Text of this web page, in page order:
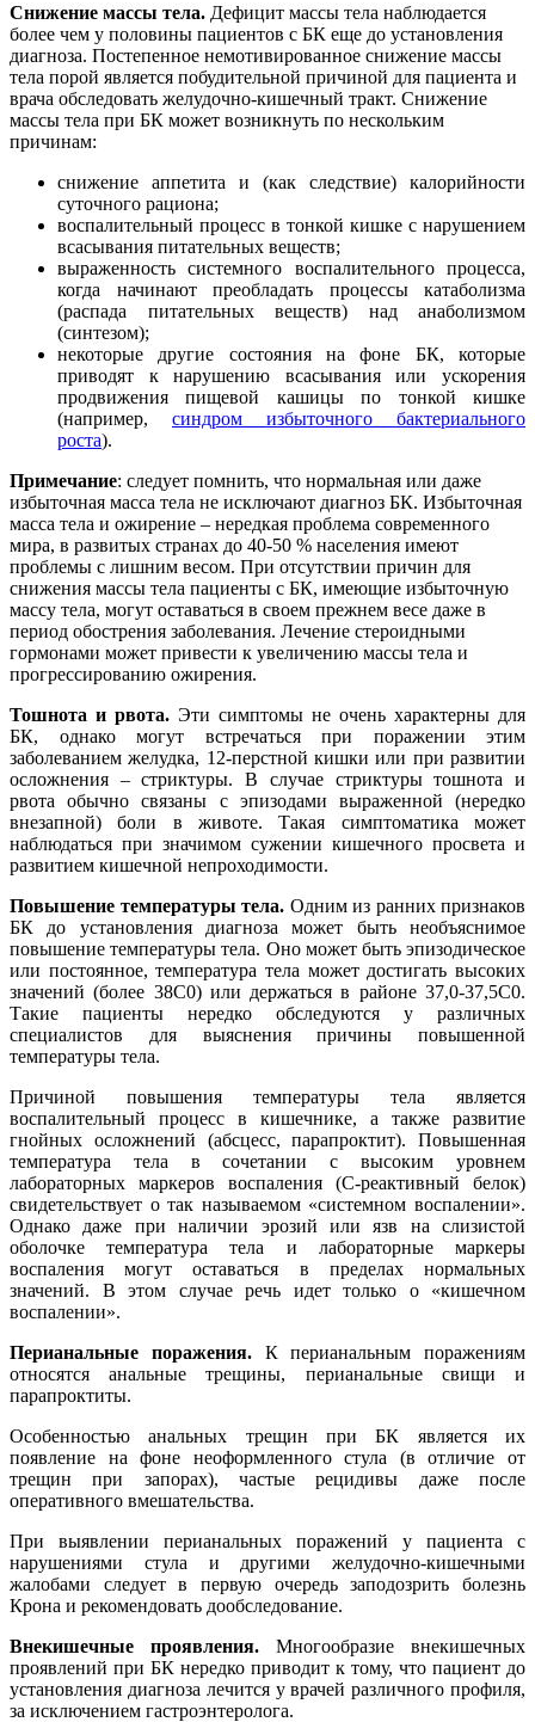
Снижение массы тела. Дефицит массы тела наблюдается
более чем у половины пациентов с БК еще до установления
диагноза. Постепенное немотивированное снижение массы
тела порой является побудительной причиной для пациента и
врача обследовать желудочно-кишечный тракт. Снижение
массы тела при БК может возникнуть по нескольким
причинам:
снижение аппетита и (как следствие) калорийности
суточного рациона;
воспалительный процесс в тонкой кишке с нарушением
всасывания питательных веществ;
выраженность системного воспалительного процесса,
когда начинают преобладать процессы катаболизма
(распада питательных веществ) над анаболизмом
(синтезом);
некоторые другие состояния на фоне БК, которые
приводят к нарушению всасывания или ускорения
продвижения пищевой кашицы по тонкой кишке
(например, синдром избыточного бактериального
роста).
Примечание: следует помнить, что нормальная или даже
избыточная масса тела не исключают диагноз БК. Избыточная
масса тела и ожирение – нередкая проблема современного
мира, в развитых странах до 40-50 % населения имеют
проблемы с лишним весом. При отсутствии причин для
снижения массы тела пациенты с БК, имеющие избыточную
массу тела, могут оставаться в своем прежнем весе даже в
период обострения заболевания. Лечение стероидными
гормонами может привести к увеличению массы тела и
прогрессированию ожирения.
Тошнота и рвота. Эти симптомы не очень характерны для
БК, однако могут встречаться при поражении этим
заболеванием желудка, 12-перстной кишки или при развитии
осложнения – стриктуры. В случае стриктуры тошнота и
рвота обычно связаны с эпизодами выраженной (нередко
внезапной) боли в животе. Такая симптоматика может
наблюдаться при значимом сужении кишечного просвета и
развитием кишечной непроходимости.
Повышение температуры тела. Одним из ранних признаков
БК до установления диагноза может быть необъяснимое
повышение температуры тела. Оно может быть эпизодическое
или постоянное, температура тела может достигать высоких
значений (более 38С0) или держаться в районе 37,0-37,5С0.
Такие пациенты нередко обследуются у различных
специалистов для выяснения причины повышенной
температуры тела.
Причиной повышения температуры тела является
воспалительный процесс в кишечнике, а также развитие
гнойных осложнений (абсцесс, парапроктит). Повышенная
температура тела в сочетании с высоким уровнем
лабораторных маркеров воспаления (С-реактивный белок)
свидетельствует о так называемом «системном воспалении».
Однако даже при наличии эрозий или язв на слизистой
оболочке температура тела и лабораторные маркеры
воспаления могут оставаться в пределах нормальных
значений. В этом случае речь идет только о «кишечном
воспалении».
Перианальные поражения.К перианальным поражениям
относятся анальные трещины, перианальные свищи и
парапроктиты.
Особенностью анальных трещин при БК является их
появление на фоне неоформленного стула (в отличие от
трещин при запорах), частые рецидивы даже после
оперативного вмешательства.
При выявлении перианальных поражений у пациента с
нарушениями стула и другими желудочно-кишечными
жалобами следует в первую очередь заподозрить болезнь
Крона и рекомендовать дообследование.
Внекишечные проявления. Многообразие внекишечных
проявлений при БК нередко приводит к тому, что пациент до
установления диагноза лечится у врачей различного профиля,
за исключением гастроэнтеролога.